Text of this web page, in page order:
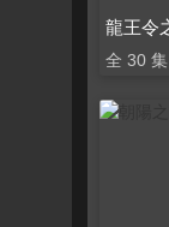
全 30 集